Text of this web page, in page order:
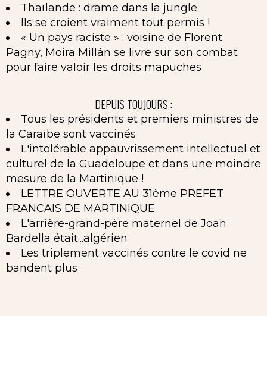
Thaïlande : drame dans la jungle
Ils se croient vraiment tout permis !
« Un pays raciste » : voisine de Florent
Pagny, Moira Millán se livre sur son combat
pour faire valoir les droits mapuches
DEPUIS TOUJOURS :
Tous les présidents et premiers ministres de
la Caraïbe sont vaccinés
L'intolérable appauvrissement intellectuel et
culturel de la Guadeloupe et dans une moindre
mesure de la Martinique !
LETTRE OUVERTE AU 31ème PREFET
FRANCAIS DE MARTINIQUE
L'arrière-grand-père maternel de Joan
Bardella était...algérien
Les triplement vaccinés contre le covid ne
bandent plus